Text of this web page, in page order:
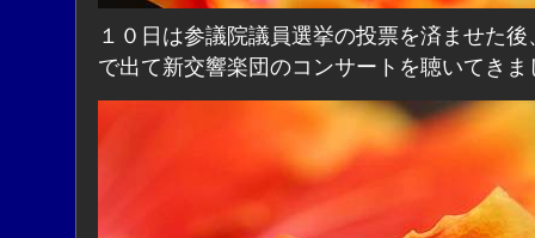
１０日は参議院議員選挙の投票を済ませた後
で出て新交響楽団のコンサートを聴いてきま